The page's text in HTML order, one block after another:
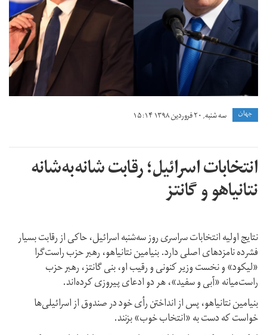
جهان سه شنبه, ۲۰ فروردین ۱۳۹۸ ۱۵:۱۴
انتخابات اسرائیل؛ رقابت شانه‌به‌شانه
نتانیاهو و گانتز
نتایج اولیه انتخابات سراسری روز سه‌شنبه اسرائیل، حاکی از رقابت بسیار
فشرده نامزدهای اصلی دارد. بنیامین نتانیاهو، رهبر حزب راست‌گرا
«لیکود» و نخست وزیر کنونی و رقیب او، بنی گانتز، رهبر حزب
راست‌میانه «آبی و سفید»، هر دو ادعای پیروزی کرده‌اند.
بنیامین نتانیاهو، پس از انداختن رأی خود در صندوق از اسرائیلی‌ها
خواست که دست به «انتخاب خوب» بزنند.